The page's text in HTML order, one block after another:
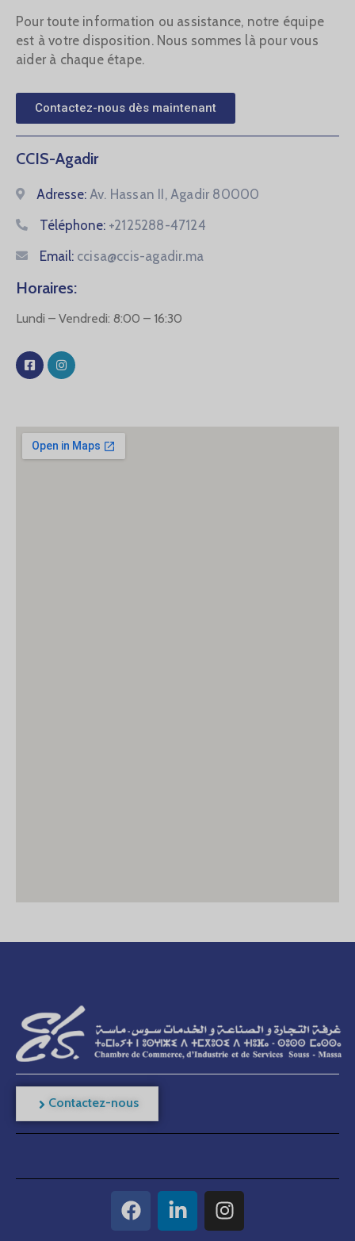
Pour toute information ou assistance, notre équipe
est à votre disposition. Nous sommes là pour vous
aider à chaque étape.
Contactez-nous dès maintenant
CCIS-Agadir
Adresse: Av. Hassan II, Agadir 80000
Téléphone: +2125288-47124
Email: ccisa@ccis-agadir.ma
Horaires:
Lundi – Vendredi: 8:00 – 16:30
Contactez-nous